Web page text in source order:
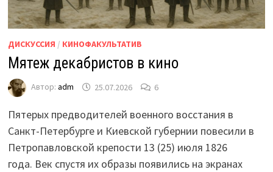
ДИСКУССИЯ / КИНОФАКУЛЬТАТИВ
Мятеж декабристов в кино
Автор: adm 25.07.2026 6
Пятерых предводителей военного восстания в
Санкт-Петербурге и Киевской губернии повесили в
Петропавловской крепости 13 (25) июля 1826
года. Век спустя их образы появились на экранах